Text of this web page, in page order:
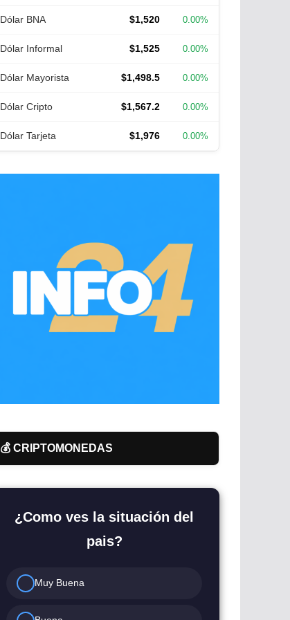
Dólar BNA $1,520 0.00%
Dólar Informal $1,525 0.00%
Dólar Mayorista $1,498.5 0.00%
Dólar Cripto $1,567.2 0.00%
Dólar Tarjeta $1,976 0.00%
💰 CRIPTOMONEDAS
¿Como ves la situación del
pais?
Muy Buena